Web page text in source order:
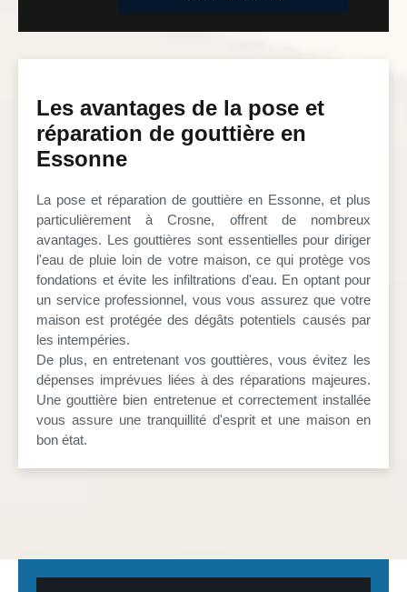
Les avantages de la pose et
réparation de gouttière en
Essonne
La pose et réparation de gouttière en Essonne, et plus
particulièrement à Crosne, offrent de nombreux
avantages. Les gouttières sont essentielles pour diriger
l'eau de pluie loin de votre maison, ce qui protège vos
fondations et évite les infiltrations d'eau. En optant pour
un service professionnel, vous vous assurez que votre
maison est protégée des dégâts potentiels causés par
les intempéries.
De plus, en entretenant vos gouttières, vous évitez les
dépenses imprévues liées à des réparations majeures.
Une gouttière bien entretenue et correctement installée
vous assure une tranquillité d'esprit et une maison en
bon état.